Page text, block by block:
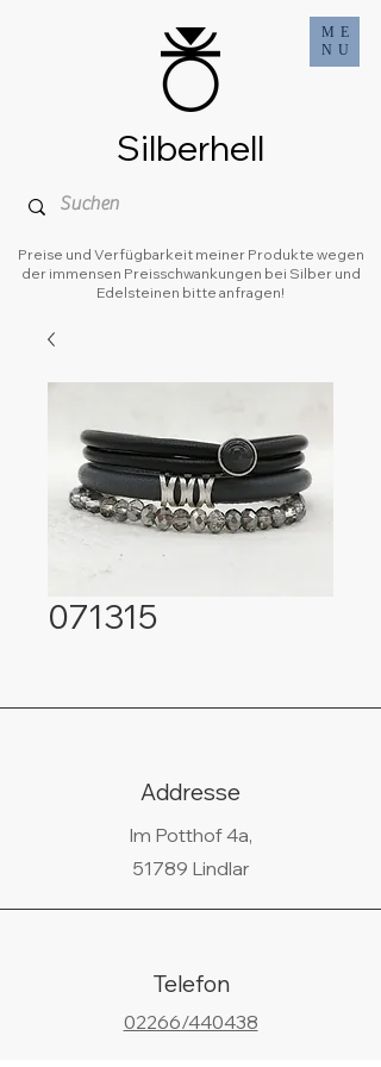
ME
NU
Preise und Verfügbarkeit meiner Produkte wegen
der immensen Preisschwankungen bei Silber und
Edelsteinen bitte anfragen!
Silberhell
071315
Addresse
Im Potthof 4a,
51789 Lindlar
Telefon
02266/440438